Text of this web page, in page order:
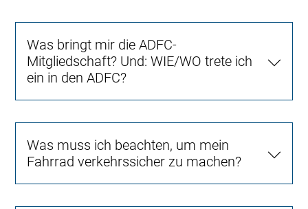
Was bringt mir die ADFC-
Mitgliedschaft? Und: WIE/WO trete ich
ein in den ADFC?
Was muss ich beachten, um mein
Fahrrad verkehrssicher zu machen?